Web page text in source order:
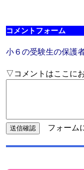
コメントフォーム
小６の受験生の保護
▽コメントはここに
フォーム